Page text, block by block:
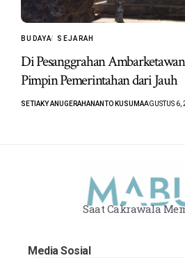
BUDAYA SEJARAH
Di Pesanggrahan
Pimpin Pemerintahan dari Jauh
SETIAKY ANUGERAHANANTO KUSUMAAGUSTUS 6,
Saat Cakrawala
Media Sosial